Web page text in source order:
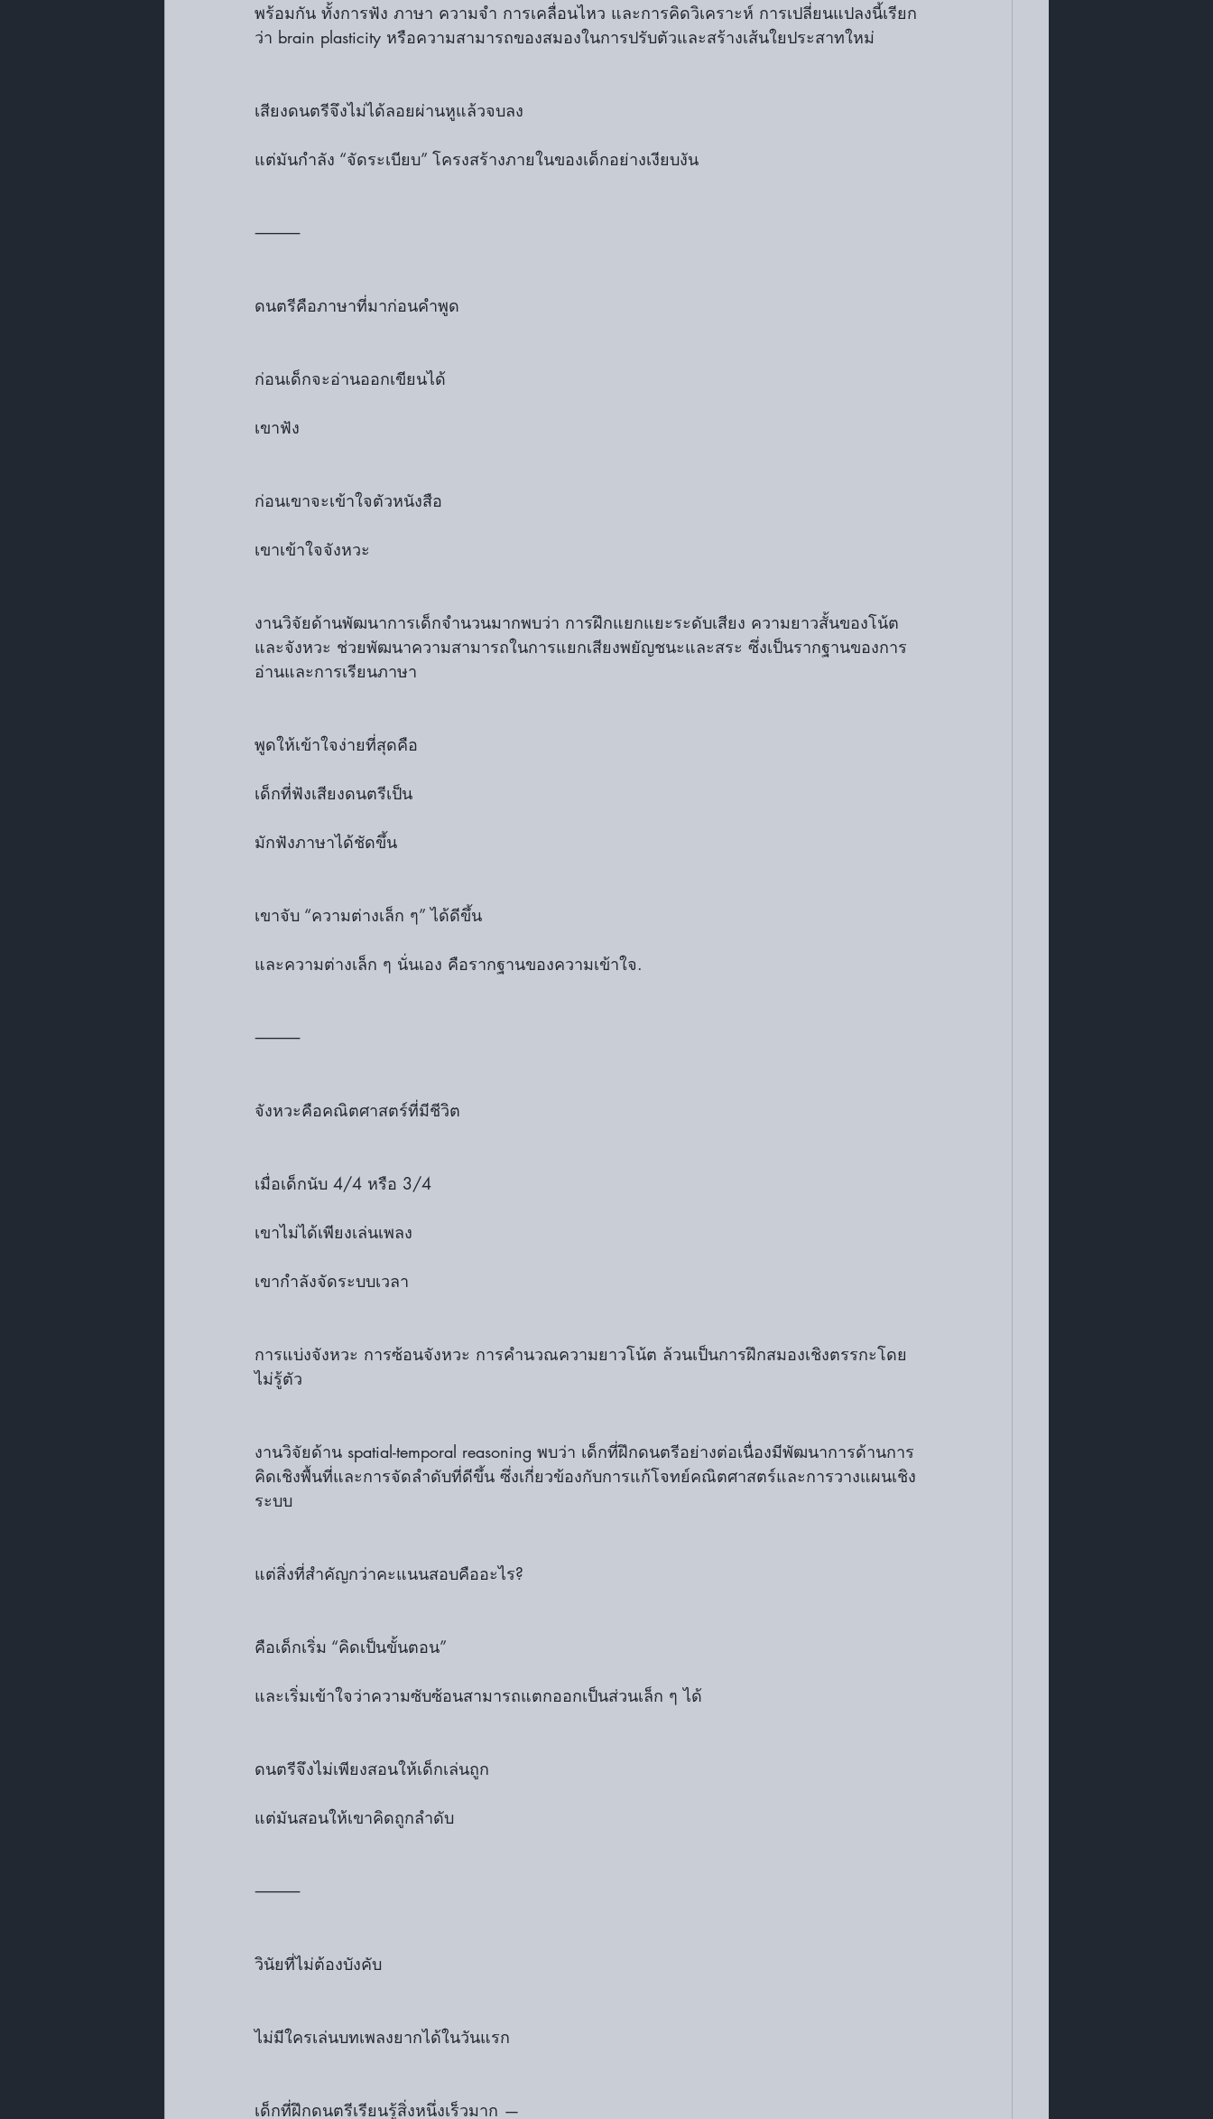
พร้อมกัน ทั้งการฟัง ภาษา ความจำ การเคลื่อนไหว และการคิดวิเคราะห์ การเปลี่ยนแปลงนี้เรียก
ว่า brain plasticity หรือความสามารถของสมองในการปรับตัวและสร้างเส้นใยประสาทใหม่
เสียงดนตรีจึงไม่ได้ลอยผ่านหูแล้วจบลง
แต่มันกำลัง “จัดระเบียบ” โครงสร้างภายในของเด็กอย่างเงียบงัน
⸻
ดนตรีคือภาษาที่มาก่อนคำพูด
ก่อนเด็กจะอ่านออกเขียนได้
เขาฟัง
ก่อนเขาจะเข้าใจตัวหนังสือ
เขาเข้าใจจังหวะ
งานวิจัยด้านพัฒนาการเด็กจำนวนมากพบว่า การฝึกแยกแยะระดับเสียง ความยาวสั้นของโน้ต
และจังหวะ ช่วยพัฒนาความสามารถในการแยกเสียงพยัญชนะและสระ ซึ่งเป็นรากฐานของการ
อ่านและการเรียนภาษา
พูดให้เข้าใจง่ายที่สุดคือ
เด็กที่ฟังเสียงดนตรีเป็น
มักฟังภาษาได้ชัดขึ้น
เขาจับ “ความต่างเล็ก ๆ” ได้ดีขึ้น
และความต่างเล็ก ๆ นั่นเอง คือรากฐานของความเข้าใจ.
⸻
จังหวะคือคณิตศาสตร์ที่มีชีวิต
เมื่อเด็กนับ 4/4 หรือ 3/4
เขาไม่ได้เพียงเล่นเพลง
เขากำลังจัดระบบเวลา
การแบ่งจังหวะ การซ้อนจังหวะ การคำนวณความยาวโน้ต ล้วนเป็นการฝึกสมองเชิงตรรกะโดย
ไม่รู้ตัว
งานวิจัยด้าน spatial-temporal reasoning พบว่า เด็กที่ฝึกดนตรีอย่างต่อเนื่องมีพัฒนาการด้านการ
คิดเชิงพื้นที่และการจัดลำดับที่ดีขึ้น ซึ่งเกี่ยวข้องกับการแก้โจทย์คณิตศาสตร์และการวางแผนเชิง
ระบบ
แต่สิ่งที่สำคัญกว่าคะแนนสอบคืออะไร?
คือเด็กเริ่ม “คิดเป็นขั้นตอน”
และเริ่มเข้าใจว่าความซับซ้อนสามารถแตกออกเป็นส่วนเล็ก ๆ ได้
ดนตรีจึงไม่เพียงสอนให้เด็กเล่นถูก
แต่มันสอนให้เขาคิดถูกลำดับ
⸻
วินัยที่ไม่ต้องบังคับ
ไม่มีใครเล่นบทเพลงยากได้ในวันแรก
เด็กที่ฝึกดนตรีเรียนรู้สิ่งหนึ่งเร็วมาก —